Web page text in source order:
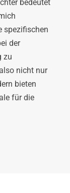
bedeutet
spezifischen
der
zu
nicht nur
bieten
für die